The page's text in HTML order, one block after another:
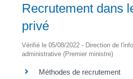
Recrutement dans
privé
Vérifié le 05/08/2022 - Direction de
administrative (Premier ministre)
Méthodes de recrutement